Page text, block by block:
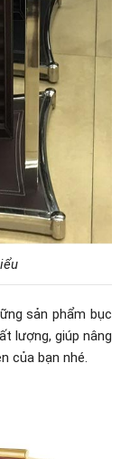
sản phẩm bục
lượng, giúp nâng
của bạn nhé.